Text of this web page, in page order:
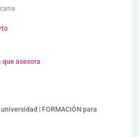
que asesora
universidad | FORMACIÓN para